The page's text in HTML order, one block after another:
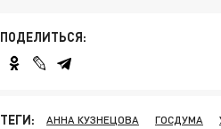
ПОДЕЛИТЬСЯ:
ТЕГИ: АННА КУЗНЕЦОВА ГОСДУМА